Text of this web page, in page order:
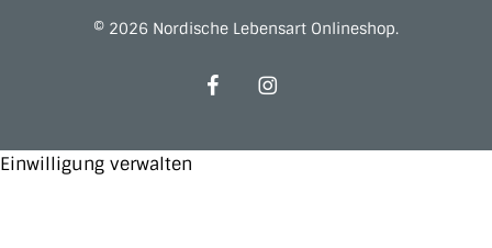
© 2026 Nordische Lebensart Onlineshop.
facebookinstagram
Einwilligung verwalten